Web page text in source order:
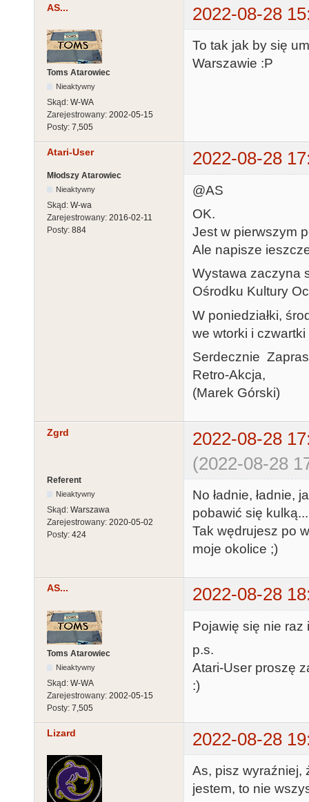
AS... 2022-08-28
Toms Atarowiec
Nieaktywny
Skąd: W-WA
Zarejestrowany: 2002-05-15
Posty: 7,505
To tak jak by się
Warszawie :P
Atari-User 2022-08-28
Młodszy Atarowiec
Nieaktywny
Skąd: W-wa
Zarejestrowany: 2016-02-11
Posty: 884
@AS
OK.
Jest w pierwszym
Ale napisze
Wystawa zaczyna
Ośrodku Kultury
W poniedziałki,
we wtorki i
Serdecznie
Retro-Akcja,
(Marek Górski)
Zgrd
2022-08-28
(2022-08-28
Referent
Nieaktywny
Skąd: Warszawa
Zarejestrowany: 2020-05-02
Posty: 424
No ładnie, ładnie,
pobawić się
Tak wędrujesz po
moje okolice ;)
AS... 2022-08-28
Toms Atarowiec
Nieaktywny
Skąd: W-WA
Zarejestrowany: 2002-05-15
Posty: 7,505
Pojawię się nie
p.s.
Atari-User proszę
:)
Lizard 2022-08-28
As, pisz wyraźniej,
jestem, to nie